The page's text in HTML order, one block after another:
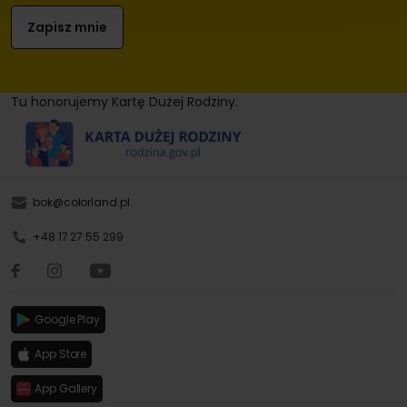
Tu honorujemy Kartę Dużej Rodziny.
bok@colorland.pl
+48 17 27 55 299
Google Play
App Store
App Gallery